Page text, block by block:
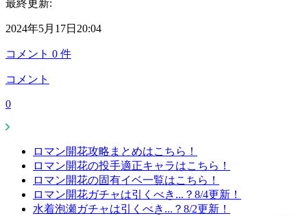
最終更新:
2024年5月17日20:04
コメント 0 件
コメント
0
ロマン開花攻略まとめはこちら！
ロマン開花の投手適正キャラはこちら！
ロマン開花の固有イベ一覧はこちら！
ロマン開花ガチャは引くべき...？8/4更新！
水着泡瀬ガチャは引くべき...？8/2更新！